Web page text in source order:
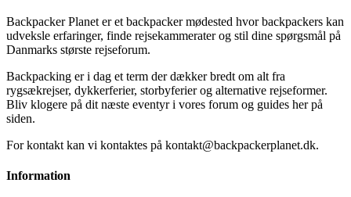
Backpacker Planet er et backpacker mødested hvor backpackers kan
udveksle erfaringer, finde rejsekammerater og stil dine spørgsmål på
Danmarks største rejseforum.
Backpacking er i dag et term der dækker bredt om alt fra
rygsækrejser, dykkerferier, storbyferier og alternative rejseformer.
Bliv klogere på dit næste eventyr i vores forum og guides her på
siden.
For kontakt kan vi kontaktes på kontakt@backpackerplanet.dk.
Information